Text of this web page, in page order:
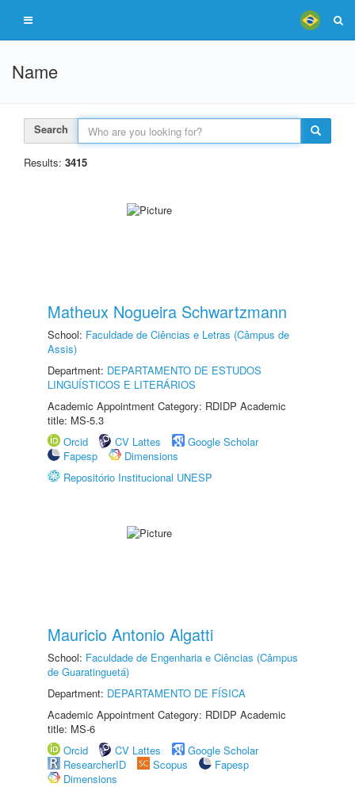
Name
Search
Results: 3415
Matheux Nogueira Schwartzmann
School: Faculdade de Ciências e Letras (Câmpus de
Assis)
Department: DEPARTAMENTO DE ESTUDOS
LINGUÍSTICOS E LITERÁRIOS
Academic Appointment Category: RDIDP Academic
title: MS-5.3
Orcid
CV Lattes
Google Scholar
Fapesp
Dimensions
Repositório Institucional UNESP
Mauricio Antonio Algatti
School: Faculdade de Engenharia e Ciências (Câmpus
de Guaratinguetá)
Department: DEPARTAMENTO DE FÍSICA
Academic Appointment Category: RDIDP Academic
title: MS-6
Orcid
CV Lattes
Google Scholar
ResearcherID
Scopus
Fapesp
Dimensions